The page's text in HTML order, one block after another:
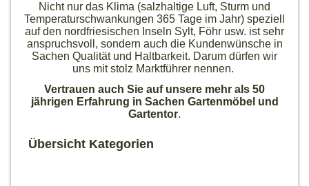
Nicht nur das Klima (salzhaltige Luft, Sturm und
Temperaturschwankungen 365 Tage im Jahr) speziell
auf den nordfriesischen Inseln Sylt, Föhr usw. ist sehr
anspruchsvoll, sondern auch die Kundenwünsche in
Sachen Qualität und Haltbarkeit. Darum dürfen wir
uns mit stolz Marktführer nennen.
Vertrauen auch Sie auf unsere mehr als 50
jährigen Erfahrung in Sachen Gartenmöbel und
Gartentor.
Übersicht Kategorien